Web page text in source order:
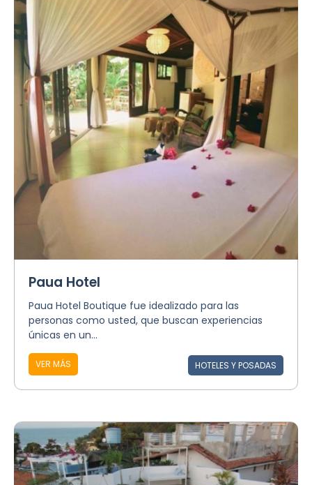
Paua Hotel
Paua Hotel Boutique fue idealizado para las
personas como usted, que buscan experiencias
únicas en un...
VER MÁS HOTELES Y POSADAS